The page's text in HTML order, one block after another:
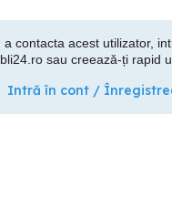
a contacta acest utilizator,
sau creează-ți rapid
Intră în cont /